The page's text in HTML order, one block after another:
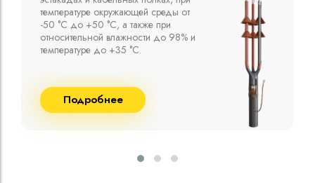
напряжением до 10 кВ с изоляцией
из маслопропитанной бумаги и
сшитого полиэтилена собственного
производства
Подробнее